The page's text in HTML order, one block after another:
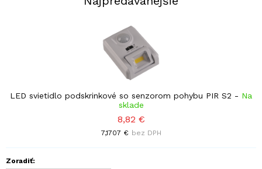
LED svietidlo podskrinkové so senzorom pohybu PIR S2 - Na
sklade
8,82 €
7,1707 € bez DPH
Zoradiť: